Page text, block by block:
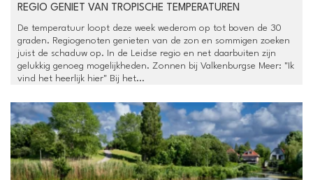
REGIO GENIET VAN TROPISCHE TEMPERATUREN
De temperatuur loopt deze week wederom op tot boven de 30
graden. Regiogenoten genieten van de zon en sommigen zoeken
juist de schaduw op. In de Leidse regio en net daarbuiten zijn
gelukkig genoeg mogelijkheden. Zonnen bij Valkenburgse Meer: "Ik
vind het heerlijk hier" Bij het...